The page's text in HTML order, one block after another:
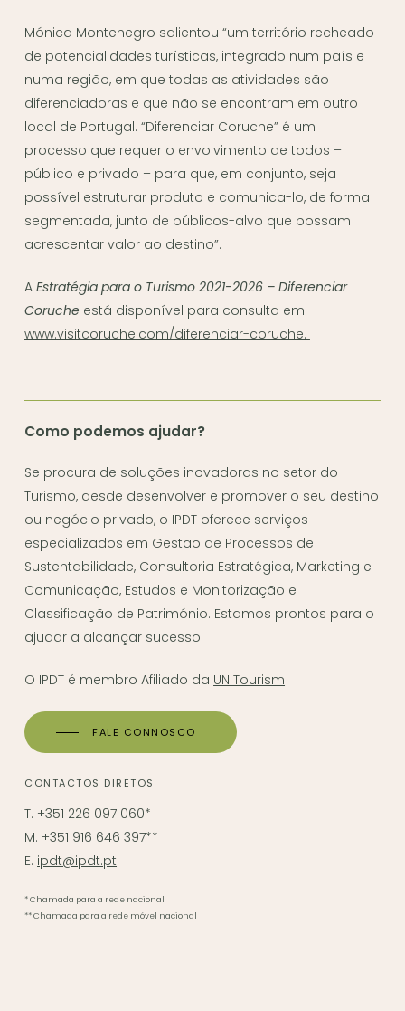
Mónica Montenegro salientou “um território recheado
de potencialidades turísticas, integrado num país e
numa região, em que todas as atividades são
diferenciadoras e que não se encontram em outro
local de Portugal. “Diferenciar Coruche” é um
processo que requer o envolvimento de todos –
público e privado – para que, em conjunto, seja
possível estruturar produto e comunica-lo, de forma
segmentada, junto de públicos-alvo que possam
acrescentar valor ao destino”.
A Estratégia para o Turismo 2021-2026 – Diferenciar
Corucheestá disponível para consulta em:
www.visitcoruche.com/diferenciar-coruche.
Como podemos ajudar?
Se procura de soluções inovadoras no setor do
Turismo, desde desenvolver e promover o seu destino
ou negócio privado, o IPDT oferece serviços
especializados em Gestão de Processos de
Sustentabilidade, Consultoria Estratégica, Marketing e
Comunicação, Estudos e Monitorização e
Classificação de Património. Estamos prontos para o
ajudar a alcançar sucesso.
O IPDT é membro Afiliado da UN Tourism
FALE CONNOSCO
CONTACTOS DIRETOS
T. +351 226 097 060*
M. +351 916 646 397**
E. ipdt@ipdt.pt
* Chamada para a rede nacional
** Chamada para a rede móvel nacional